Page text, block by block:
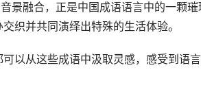
景融合，正是中国成语语言中的一颗璀
织并共同演绎出特殊的生活体验。
以从这些成语中汲取灵感，感受到语